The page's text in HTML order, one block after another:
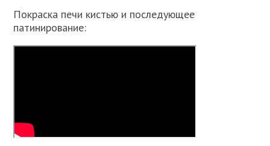
Покраска печи кистью и последующее
патинирование: